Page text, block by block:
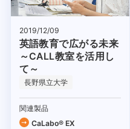
2019/12/09
英語教育で広がる未来
～CALL教室を活用し
て～
長野県立大学
関連製品
CaLabo® EX